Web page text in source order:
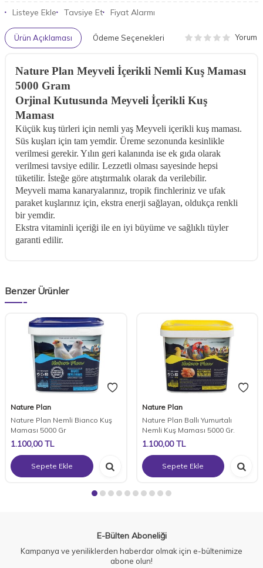
Listeye Ekle Tavsiye Et Fiyat Alarmı
Ürün Açıklaması Ödeme Seçenekleri Yorum
Nature Plan Meyveli İçerikli Nemli Kuş Maması
5000 Gram
Orjinal Kutusunda Meyveli İçerikli Kuş
Maması
Küçük kuş türleri için nemli yaş Meyveli içerikli kuş maması.
Süs kuşları için tam yemdir. Üreme sezonunda kesinlikle
verilmesi gerekir. Yılın geri kalanında ise ek gıda olarak
verilmesi tavsiye edilir. Lezzetli olması sayesinde hepsi
tüketilir. İsteğe göre atıştırmalık olarak da verilebilir.
Meyveli mama kanaryalarınız, tropik finchleriniz ve ufak
paraket kuşlarınız için, ekstra enerji sağlayan, oldukça renkli
bir yemdir.
Ekstra vitaminli içeriği ile en iyi büyüme ve sağlıklı tüyler
garanti edilir.
Benzer Ürünler
Nature Plan
Nature Plan Nemli Bianco Kuş
Maması 5000 Gr
1.100,00TL
Sepete Ekle
Nature Plan
Nature Plan Ballı Yumurtalı
Nemli Kuş Maması 5000 Gr.
1.100,00TL
Sepete Ekle
E-Bülten Aboneliği
Kampanya ve yeniliklerden haberdar olmak için e-bültenimize
abone olun!